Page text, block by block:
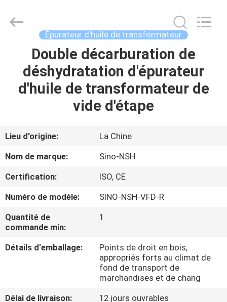
MAISON
PRODUITS
SUJET
DE
NOUS
VISITE
D'USINE
CONTRÔLE
Purifier
Manufacture
Épurateur d'huile de transformateur
Double décarburation de
déshydratation d'épurateur
d'huile de transformateur de
vide d'étape
Lieu d'origine:
La Chine
Nom de marque:
Sino-NSH
Certification:
ISO, CE
Numéro de modèle:
SINO-NSH-VFD-R
Quantité de
commande min:
1
Détails d'emballage:
Points de droit en bois,
appropriés forts au climat de
fond de transport de
marchandises et de chang
Délai de livraison:
12 jours ouvrables